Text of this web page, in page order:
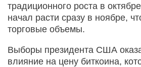
традиционного роста в
начал расти сразу в ноябре,
торговые объемы.
Выборы президента США
влияние на цену биткоина,